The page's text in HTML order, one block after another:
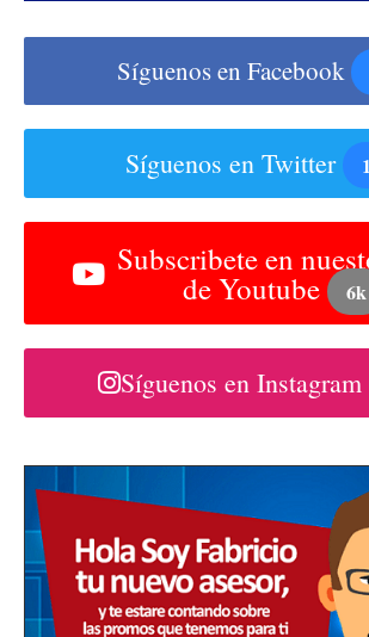
Síguenos en Facebook
Síguenos en Twitter
Subscribete en
de Youtube 6k
Síguenos en Instagram